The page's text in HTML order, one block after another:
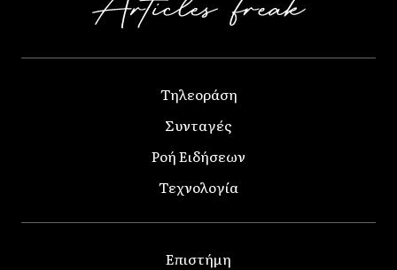
Τηλεοράση
Συνταγές
Ροή Ειδήσεων
Τεχνολογία
Επιστήμη